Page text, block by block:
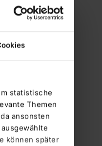
statistische
Themen
ansonsten
können später